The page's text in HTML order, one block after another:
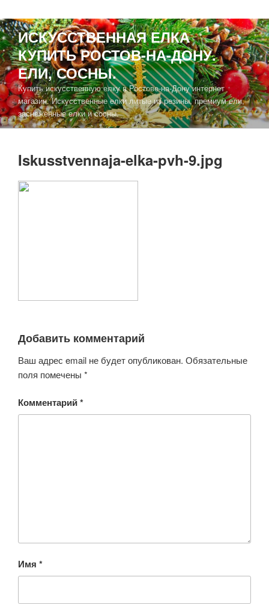
ИСКУССТВЕННАЯ ЕЛКА
КУПИТЬ РОСТОВ-НА-ДОНУ.
ЕЛИ, СОСНЫ.
Купить искусственную елку в Ростове-на-Дону интернет
магазин. Искусственные елки литые из резины, премиум ели,
заснеженные елки и сосны.
Iskusstvennaja-elka-pvh-9.jpg
Добавить комментарий
Ваш адрес email не будет опубликован. Обязательные
поля помечены *
Комментарий*
Имя *